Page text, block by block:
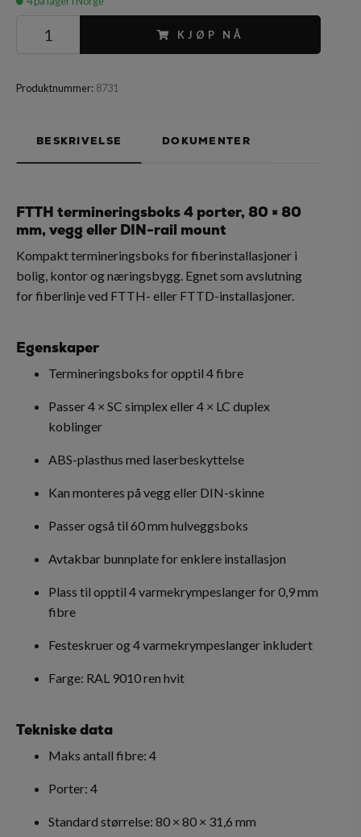
KJØP NÅ
Produktnummer: 8731
BESKRIVELSE DOKUMENTER
FTTH termineringsboks 4 porter, 80 × 80
mm, vegg eller DIN-rail mount
Kompakt termineringsboks for fiberinstallasjoner i
bolig, kontor og næringsbygg. Egnet som avslutning
for fiberlinje ved FTTH- eller FTTD-installasjoner.
Egenskaper
Termineringsboks for opptil 4 fibre
Passer 4 × SC simplex eller 4 × LC duplex
koblinger
ABS-plasthus med laserbeskyttelse
Kan monteres på vegg eller DIN-skinne
Passer også til 60 mm hulveggsboks
Avtakbar bunnplate for enklere installasjon
Plass til opptil 4 varmekrympeslanger for 0,9 mm
fibre
Festeskruer og 4 varmekrympeslanger inkludert
Farge: RAL 9010 ren hvit
Tekniske data
Maks antall fibre: 4
Porter: 4
Standard størrelse: 80 × 80 × 31,6 mm